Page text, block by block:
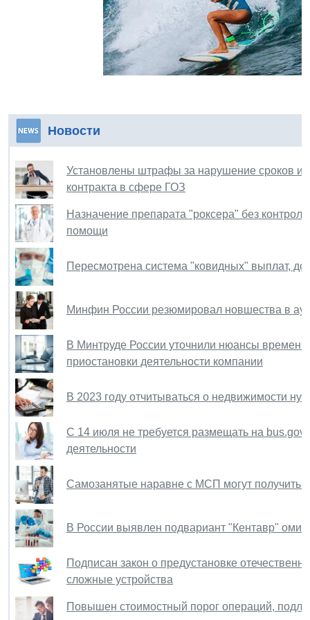
Новости
Установлены штрафы за нарушение сроков и
контракта в сфере ГОЗ
Назначение препарата "роксера" без
помощи
Пересмотрена система "ковидных" выплат,
Минфин России резюмировал новшества в
В Минтруде России уточнили нюансы
приостановки деятельности компании
В 2023 году отчитываться о недвижимости
С 14 июля не требуется размещать на
деятельности
Самозанятые наравне с МСП могут получить
В России выявлен подвариант "Кентавр"
Подписан закон о предустановке
сложные устройства
Повышен стоимостный порог операций,